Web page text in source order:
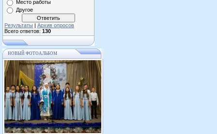
Место работы
Другое
Результаты | Архив опросов
Всего ответов: 130
НОВЫЙ ФОТОАЛЬБОМ